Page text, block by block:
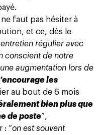
faut pas hésiter à
et ce, dès le
régulier avec
conscient de notre
augmentation lors de
les
au bout de 6 mois
bien plus que
de poste”,
: “on est souvent